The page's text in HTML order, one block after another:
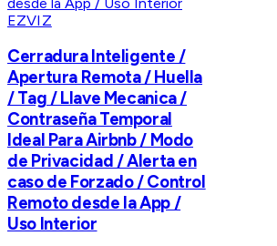
EZVIZ
Cerradura Inteligente /
Apertura Remota / Huella
/ Tag / Llave Mecanica /
Contraseña Temporal
Ideal Para Airbnb / Modo
de Privacidad / Alerta en
caso de Forzado / Control
Remoto desde la App /
Uso Interior